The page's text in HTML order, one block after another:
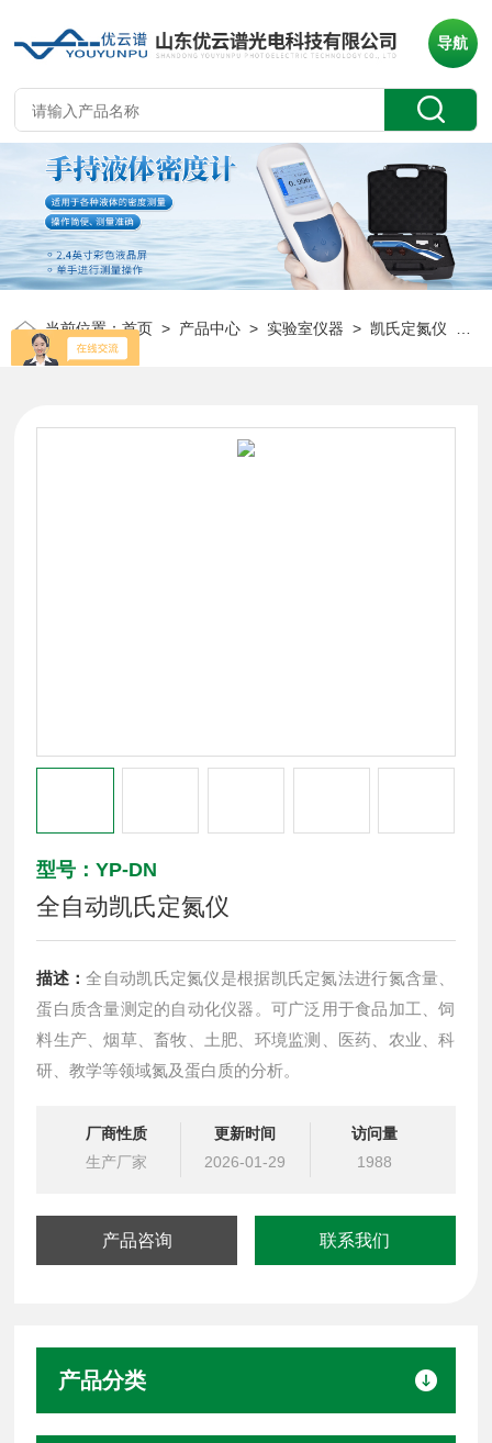
导航
当前位置：首页 > 产品中心 > 实验室仪器 >凯氏定氮仪
型号：YP-DN
全自动凯氏定氮仪
描述：全自动凯氏定氮仪是根据凯氏定氮法进行氮含量、
蛋白质含量测定的自动化仪器。可广泛用于食品加工、饲
料生产、烟草、畜牧、土肥、环境监测、医药、农业、科
研、教学等领域氮及蛋白质的分析。
厂商性质
生产厂家
更新时间
2026-01-29
访问量
1988
产品咨询 联系我们
产品分类